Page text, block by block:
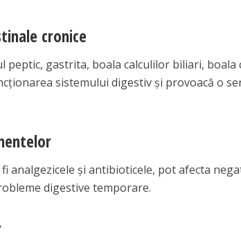
cronice
peptic, gastrita, boala calculilor biliari, boala
sistemului digestiv și provoacă o
analgezicele și antibioticele, pot afecta
digestive temporare.